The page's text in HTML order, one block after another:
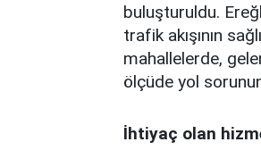
buluşturuldu.
trafik akışının
mahallelerde,
ölçüde yol
İhtiyaç olan